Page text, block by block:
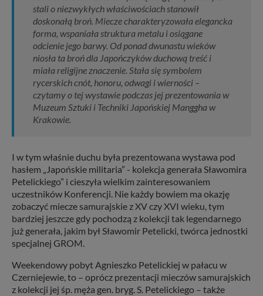
stali o niezwykłych właściwościach stanowił
doskonałą broń. Miecze charakteryzowała elegancka
forma, wspaniała struktura metalu i osiągane
odcienie jego barwy. Od ponad dwunastu wieków
niosła ta broń dla Japończyków duchową treść i
miała religijne znaczenie. Stała się symbolem
rycerskich cnót, honoru, odwagi i wierności –
czytamy o tej wystawie podczas jej prezentowania w
Muzeum Sztuki i Techniki Japońskiej Manggha w
Krakowie.
I w tym właśnie duchu była prezentowana wystawa pod
hasłem „Japońskie militaria” - kolekcja generała Sławomira
Petelickiego” i cieszyła wielkim zainteresowaniem
uczestników Konferencji. Nie każdy bowiem ma okazję
zobaczyć miecze samurajskie z XV czy XVI wieku, tym
bardziej jeszcze gdy pochodzą z kolekcji tak legendarnego
już generała, jakim był Sławomir Petelicki, twórca jednostki
specjalnej GROM.
Weekendowy pobyt Agnieszko Petelickiej w pałacu w
Czerniejewie, to – oprócz prezentacji mieczów samurajskich
z kolekcji jej śp. męża gen. bryg. S. Petelickiego – także